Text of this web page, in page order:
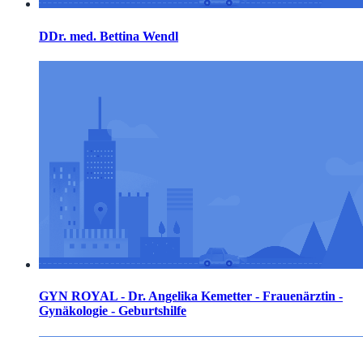
DDr. med. Bettina Wendl
GYN ROYAL - Dr. Angelika Kemetter - Frauenärztin -
Gynäkologie - Geburtshilfe